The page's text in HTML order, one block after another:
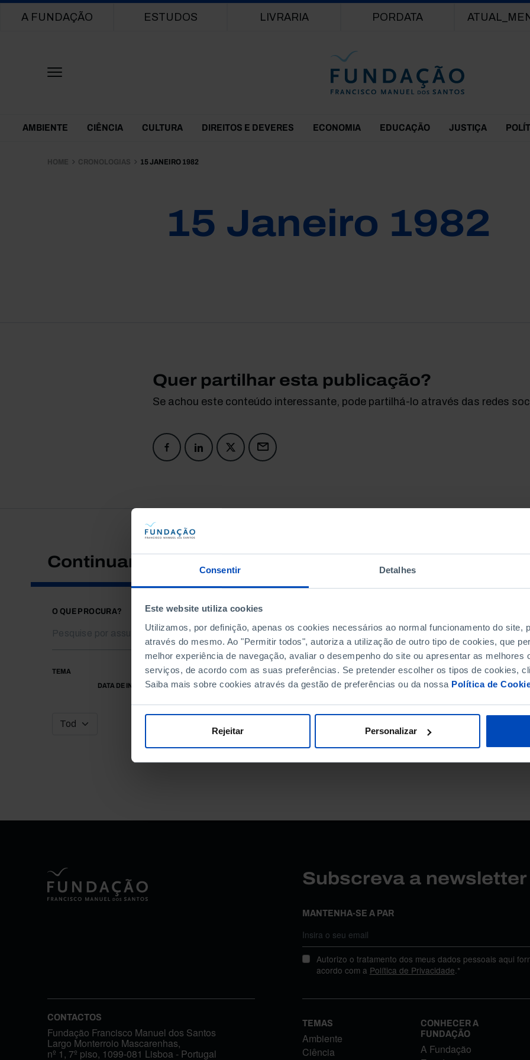
Consentir Detalhes
Este website utiliza cookies
Utilizamos, por definição, apenas os cookies necessários ao normal funcionamento do site,
através do mesmo. Ao "Permitir todos", autoriza a utilização de outro tipo de cookies, que
melhor experiência de navegação, avaliar o desempenho do site ou apresentar as melhores
serviços, de acordo com as suas preferências. Se pretender escolher os tipos de cookies,
Saiba mais sobre cookies através da gestão de preferências ou da nossa Política de
Rejeitar Personalizar
Main navigation
A FUNDAÇÃO ESTUDOS LIVRARIA PORDATA
Themes Menu
AMBIENTE CIÊNCIA CULTURA DIREITOS E DEVERES ECONOMIA EDUCAÇÃO JUSTIÇA
HOME CRONOLOGIAS 15 JANEIRO 1982
15 Janeiro 1982
Quer partilhar esta publicação?
Se achou este conteúdo interessante, pode partilhá-lo através das redes
Continuar a pesquisar
O QUE PROCURA?
TEMA
DATA DE INÍCIO
DATA DE FIM
Subscreva a
MANTENHA-SE A PAR
Autorizo o tratamento dos meus dados pessoais aqui
acordo com a Política de Privacidade.*
CONTACTOS
Fundação Francisco Manuel dos Santos
Largo Monterroio Mascarenhas,
nº 1, 7º piso, 1099-081 Lisboa - Portugal
TEMAS
Ambiente
Ciência
CONHECER A
FUNDAÇÃO
A Fundação